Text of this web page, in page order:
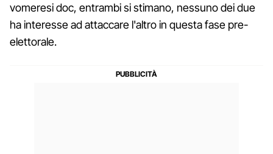
vomeresi doc, entrambi si stimano, nessuno dei due
ha interesse ad attaccare l'altro in questa fase pre-
elettorale.